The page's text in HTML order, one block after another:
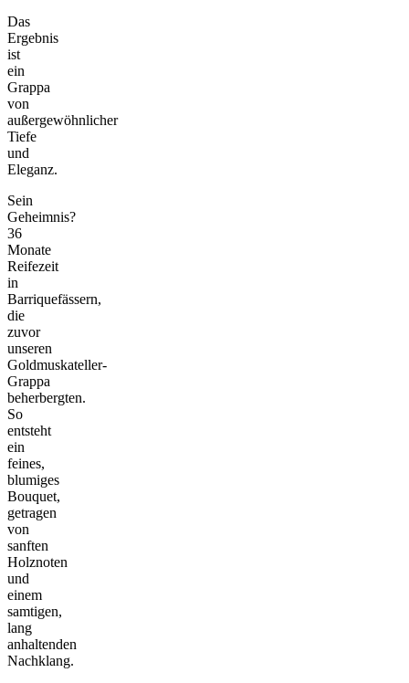
Das
Ergebnis
ist
ein
Grappa
von
außergewöhnlicher
Tiefe
und
Eleganz.
Sein
Geheimnis?
36
Monate
Reifezeit
in
Barriquefässern,
die
zuvor
unseren
Goldmuskateller-
Grappa
beherbergten.
So
entsteht
ein
feines,
blumiges
Bouquet,
getragen
von
sanften
Holznoten
und
einem
samtigen,
lang
anhaltenden
Nachklang.